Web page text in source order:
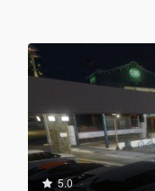
5.0